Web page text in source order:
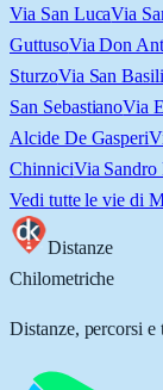
Via San LucaVia
GuttusoVia Don
SturzoVia San
San SebastianoVia
Alcide De Gasperi
ChinniciVia Sandro
Vedi tutte le vie di
Distanze
Chilometriche
Distanze, percorsi